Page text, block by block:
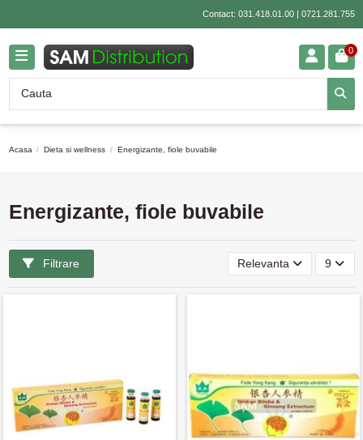
Contact: 031.418.01.00| 0721.281.755
0
Acasa Dieta si wellness Energizante, fiole buvabile
Energizante, fiole buvabile
Filtrare Relevanta 9